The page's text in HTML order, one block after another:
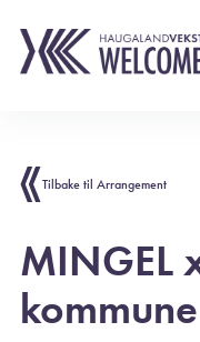
Tilbake til Arrangement
MINGEL
kommune